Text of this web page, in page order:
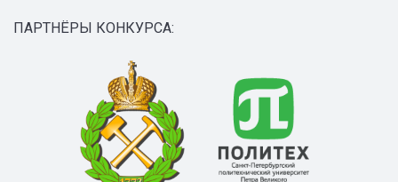
ПАРТНЁРЫ КОНКУРСА: